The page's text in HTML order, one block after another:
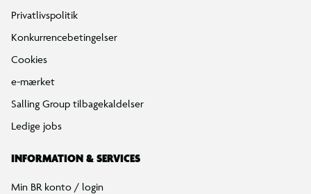
Privatlivspolitik
Konkurrencebetingelser
Cookies
e-mærket
Salling Group tilbagekaldelser
Ledige jobs
INFORMATION & SERVICES
Min BR konto / login